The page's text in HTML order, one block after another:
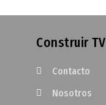
Construir TV
Contacto
Nosotros